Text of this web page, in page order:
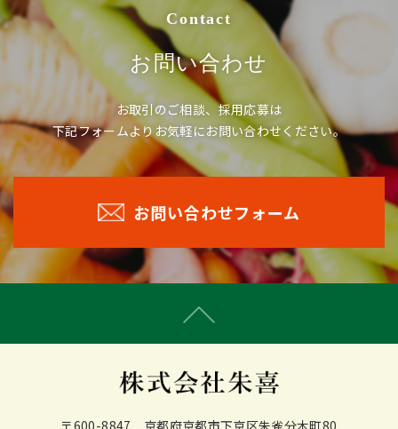
じてユーザーからご提供いただく情報は以下のとおりです。
・氏名、生年月日、性別、職業等プロフィールに関する情報
・メールアドレス、電話番号、住所等連絡先に関する情報
・入力フォームその他当社が定める方法を通じてユーザーが
入力または送信する情報
(2) ユーザーが本サービスの利用において、他のサービスと連
携を許可することにより、当該他のサービスからご提供いた
だく情報
ユーザーが、本サービスを利用するにあたり、ソーシャルネ
ットワーキングサービス等の他のサービスとの連携を許可し
た場合には、その許可の際にご同意いただいた内容に基づ
き、以下の情報を当該外部サービスから収集します。
・当該外部サービスでユーザーが利用するID
・その他当該外部サービスのプライバシー設定によりユーザ
ーが連携先に開示を認めた情報
当社は、本サービスへのアクセス状況やそのご利用方法に関
する情報を収集することがあります。これには以下の情報が
Contact
お問い合わせ
お取引のご相談、採用応募は
下記フォームよりお気軽にお問い合わせください。
お問い合わせフォーム
〒600-8847 京都府京都市下京区朱雀分木町80